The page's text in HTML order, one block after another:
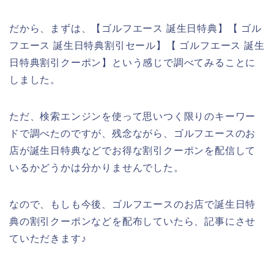
だから、まずは、【ゴルフエース 誕生日特典】【 ゴル
フエース 誕生日特典割引セール】【 ゴルフエース 誕生
日特典割引クーポン】という感じで調べてみることに
しました。
ただ、検索エンジンを使って思いつく限りのキーワー
ドで調べたのですが、残念ながら、ゴルフエースのお
店が誕生日特典などでお得な割引クーポンを配信して
いるかどうかは分かりませんでした。
なので、もしも今後、ゴルフエースのお店で誕生日特
典の割引クーポンなどを配布していたら、記事にさせ
ていただきます♪